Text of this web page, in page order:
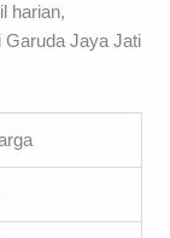
harian,
Garuda Jaya Jati